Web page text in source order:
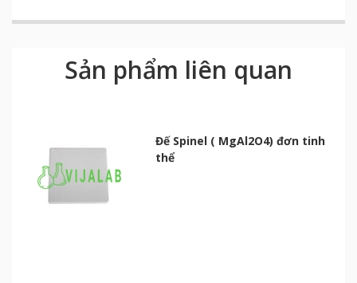
Sản phẩm liên quan
Đế Spinel ( MgAl2O4) đơn tinh
thể